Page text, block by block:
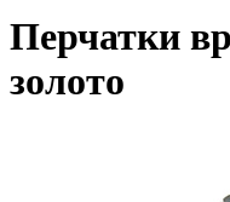
Перчатки
золото